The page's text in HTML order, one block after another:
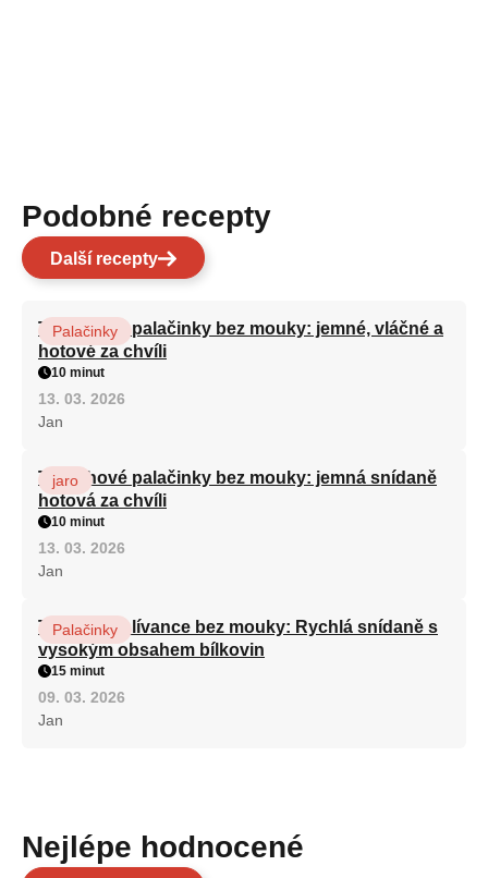
Podobné recepty
Další recepty
Tvarohové palačinky bez mouky: jemné, vláčné a
hotové za chvíli
Palačinky
10 minut
13. 03. 2026
Jan
Tvarohové palačinky bez mouky: jemná snídaně
hotová za chvíli
jaro
10 minut
13. 03. 2026
Jan
Tvarohové lívance bez mouky: Rychlá snídaně s
vysokým obsahem bílkovin
Palačinky
15 minut
09. 03. 2026
Jan
Nejlépe hodnocené